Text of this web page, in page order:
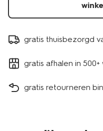
gratis thuisbezorgd
gratis afhalen in 500+
gratis retourneren